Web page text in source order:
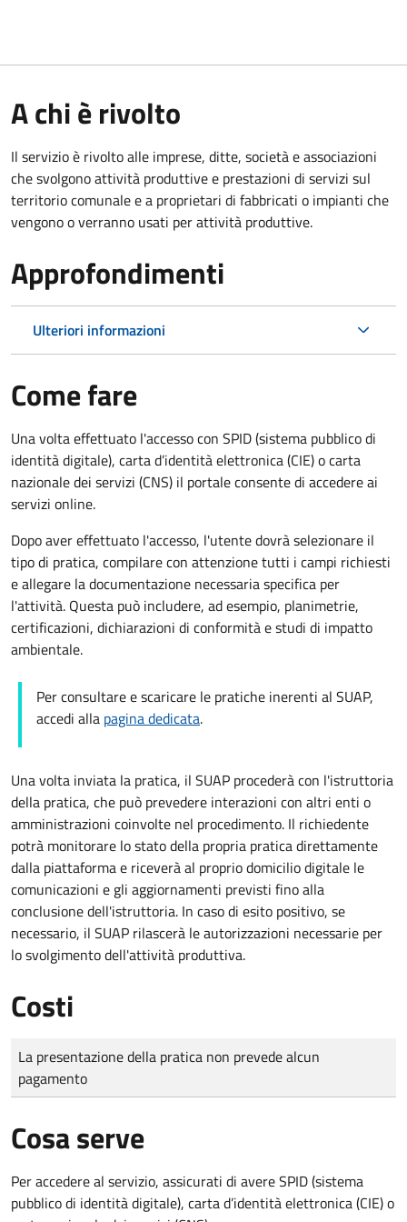
A chi è rivolto
Il servizio è rivolto alle imprese, ditte, società e associazioni
che svolgono attività produttive e prestazioni di servizi sul
territorio comunale e a proprietari di fabbricati o impianti che
vengono o verranno usati per attività produttive.
Approfondimenti
Ulteriori informazioni
Come fare
Una volta effettuato l'accesso con SPID (sistema pubblico di
identità digitale), carta d’identità elettronica (CIE) o carta
nazionale dei servizi (CNS) il portale consente di accedere ai
servizi online.
Dopo aver effettuato l'accesso, l'utente dovrà selezionare il
tipo di pratica, compilare con attenzione tutti i campi richiesti
e allegare la documentazione necessaria specifica per
l'attività. Questa può includere, ad esempio, planimetrie,
certificazioni, dichiarazioni di conformità e studi di impatto
ambientale.
Per consultare e scaricare le pratiche inerenti al SUAP,
accedi alla pagina dedicata.
Una volta inviata la pratica, il SUAP procederà con l'istruttoria
della pratica, che può prevedere interazioni con altri enti o
amministrazioni coinvolte nel procedimento. Il richiedente
potrà monitorare lo stato della propria pratica direttamente
dalla piattaforma e riceverà al proprio domicilio digitale le
comunicazioni e gli aggiornamenti previsti fino alla
conclusione dell'istruttoria. In caso di esito positivo, se
necessario, il SUAP rilascerà le autorizzazioni necessarie per
lo svolgimento dell'attività produttiva.
Costi
Tipo di pagamento
Importo
La presentazione della pratica non prevede alcun
pagamento
Cosa serve
Per accedere al servizio, assicurati di avere SPID (sistema
pubblico di identità digitale), carta d’identità elettronica (CIE) o